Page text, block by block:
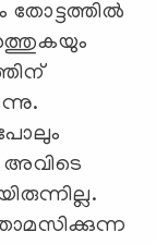
തോട്ടത്തിൽ